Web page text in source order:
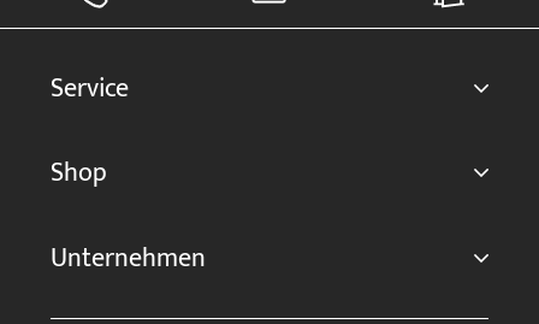
Service
Shop
Unternehmen